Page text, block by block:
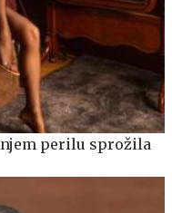
perilu sprožila